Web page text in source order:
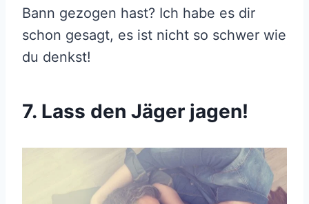
Bann gezogen hast? Ich habe es dir
schon gesagt, es ist nicht so schwer wie
du denkst!
7. Lass den Jäger jagen!